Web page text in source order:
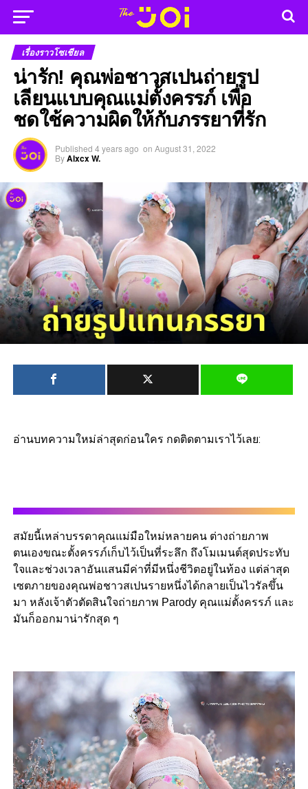
เรื่องราวโซเชียล
น่ารัก! คุณพ่อชาวสเปนถ่ายรูป
เลียนแบบคุณแม่ตั้งครรภ์ เพื่อ
ชดใช้ความผิดให้กับภรรยาที่รัก
Published 4 years ago on August 31, 2022
ByAlxcx W.
อ่านบทความใหม่ล่าสุดก่อนใคร กดติดตามเราไว้เลย:
สมัยนี้เหล่าบรรดาคุณแม่มือใหม่หลายคน ต่างถ่ายภาพ
ตนเองขณะตั้งครรภ์เก็บไว้เป็นที่ระลึก ถึงโมเมนต์สุดประทับ
ใจและช่วงเวลาอันแสนมีค่าที่มีหนึ่งชีวิตอยู่ในท้อง แต่ล่าสุด
เซตภายของคุณพ่อชาวสเปนรายหนึ่งได้กลายเป็นไวรัลขึ้น
มา หลังเจ้าตัวตัดสินใจถ่ายภาพ Parody คุณแม่ตั้งครรภ์ และ
มันก็ออกมาน่ารักสุด ๆ